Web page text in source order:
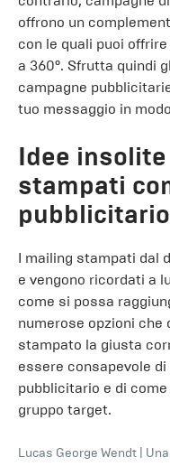
offrono un
con le quali puoi
a 360°. Sfrutta quindi
campagne
tuo messaggio in
Idee
stampati
pubblicitario
I mailing stampati dal
e vengono ricordati a
come si possa
numerose opzioni che
stampato la giusta
essere consapevole
pubblicitario e di
gruppo target.
Lucas George Wendt